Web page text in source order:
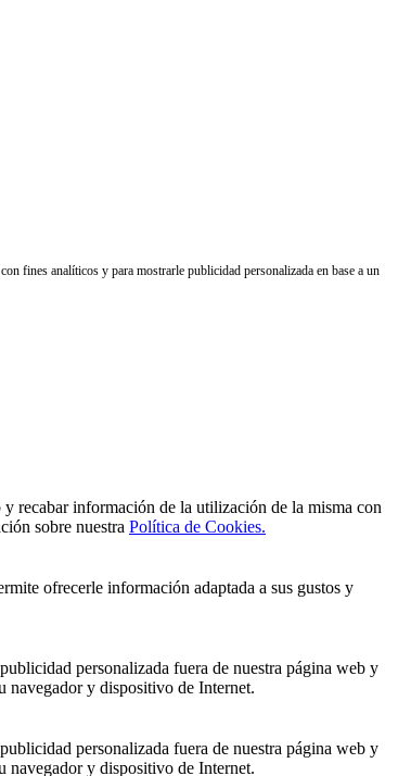
analíticos y para mostrarle publicidad personalizada en base a un
información de la utilización de la misma con
sobre nuestra Política de Cookies.
ofrecerle información adaptada a sus gustos y
personalizada fuera de nuestra página web y
navegador y dispositivo de Internet.
personalizada fuera de nuestra página web y
navegador y dispositivo de Internet.